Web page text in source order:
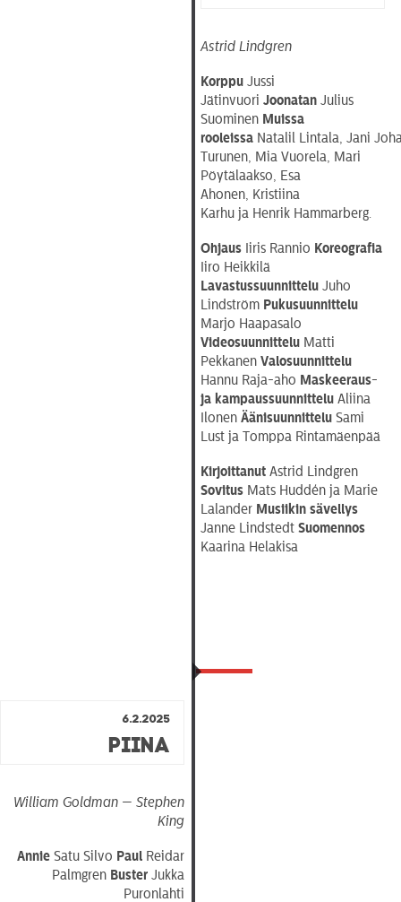
Astrid Lindgren
Korppu Jussi
Jätinvuori Joonatan Julius
Suominen Muissa
rooleissa Natalil Lintala, Jani
Turunen, Mia Vuorela, Mari
Pöytälaakso, Esa
Ahonen, Kristiina
Karhu ja Henrik Hammarberg.
Ohjaus Iiris Rannio Koreografia
Iiro Heikkilä
Lavastussuunnittelu Juho
Lindström Pukusuunnittelu
Marjo Haapasalo
Videosuunnittelu Matti
Pekkanen Valosuunnittelu
Hannu Raja-aho Maskeeraus-
ja kampaussuunnittelu Aliina
Ilonen Äänisuunnittelu Sami
Lust ja Tomppa Rintamäenpää
Kirjoittanut Astrid Lindgren
Sovitus Mats Huddén ja Marie
Lalander Musiikin sävellys
Janne Lindstedt Suomennos
Kaarina Helakisa
6.2.2025
Piina
William Goldman — Stephen
King
Annie Satu Silvo Paul Reidar
Palmgren BusterJukka
Puronlahti